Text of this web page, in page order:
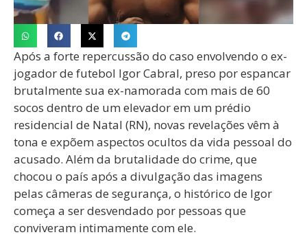
Após a forte repercussão do caso envolvendo o ex-
jogador de futebol Igor Cabral, preso por espancar
brutalmente sua ex-namorada com mais de 60
socos dentro de um elevador em um prédio
residencial de Natal (RN), novas revelações vêm à
tona e expõem aspectos ocultos da vida pessoal do
acusado. Além da brutalidade do crime, que
chocou o país após a divulgação das imagens
pelas câmeras de segurança, o histórico de Igor
começa a ser desvendado por pessoas que
conviveram intimamente com ele.